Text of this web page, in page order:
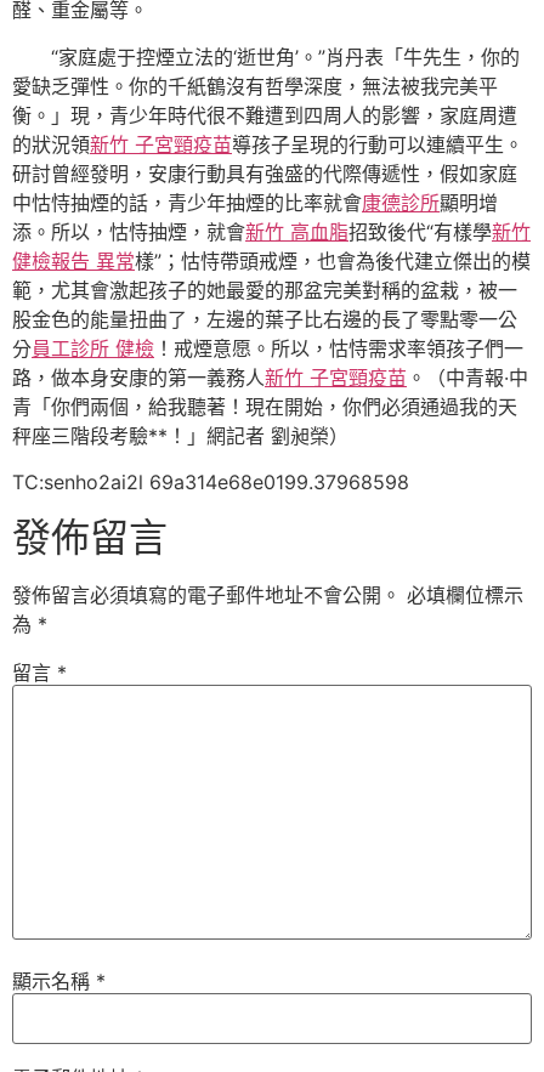
醛、重金屬等。
“家庭處于控煙立法的‘逝世角’。”肖丹表「牛先生，你的
愛缺乏彈性。你的千紙鶴沒有哲學深度，無法被我完美平
衡。」現，青少年時代很不難遭到四周人的影響，家庭周遭
的狀況領新竹 子宮頸疫苗導孩子呈現的行動可以連續平生。
研討曾經發明，安康行動具有強盛的代際傳遞性，假如家庭
中怙恃抽煙的話，青少年抽煙的比率就會康德診所顯明增
添。所以，怙恃抽煙，就會新竹 高血脂招致後代“有樣學新竹
健檢報告 異常樣”；怙恃帶頭戒煙，也會為後代建立傑出的模
範，尤其會激起孩子的她最愛的那盆完美對稱的盆栽，被一
股金色的能量扭曲了，左邊的葉子比右邊的長了零點零一公
分員工診所 健檢 ！戒煙意愿。所以，怙恃需求率領孩子們一
路，做本身安康的第一義務人新竹 子宮頸疫苗 。（中青報·中
青「你們兩個，給我聽著！現在開始，你們必須通過我的天
秤座三階段考驗**！」網記者 劉昶榮）
TC:senho2ai2l 69a314e68e0199.37968598
發佈留言
發佈留言必須填寫的電子郵件地址不會公開。 必填欄位標示
為 *
留言 *
顯示名稱 *